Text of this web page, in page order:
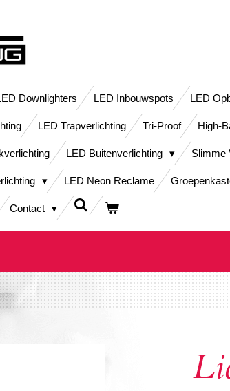
Downlighters LED Inbouwspots LED
LED Trapverlichting Tri-Proof High-
LED Buitenverlichting Slimme
LED Neon Reclame
Contact